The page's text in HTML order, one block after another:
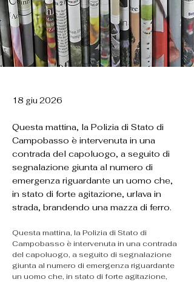
18 giu 2026
Questa mattina, la Polizia di Stato di
Campobasso è intervenuta in una
contrada del capoluogo, a seguito di
segnalazione giunta al numero di
emergenza riguardante un uomo che,
in stato di forte agitazione, urlava in
strada, brandendo una mazza di ferro.
Questa mattina, la Polizia di Stato di
Campobasso è intervenuta in una contrada
del capoluogo, a seguito di segnalazione
giunta al numero di emergenza riguardante
un uomo che, in stato di forte agitazione,